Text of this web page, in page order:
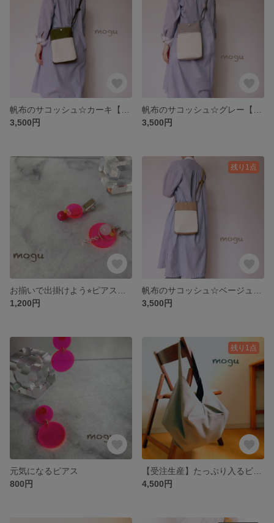
3,500円
3,500円
1,200円
残り1点
3,500円
元気になるピアス
800円
残り1点
4,500円